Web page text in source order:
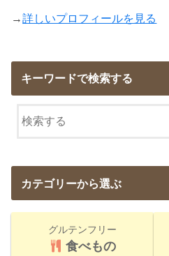
→詳しいプロフィールを見る
キーワードで検索する
カテゴリーから選ぶ
グルテンフリー
食べもの